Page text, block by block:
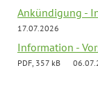
Ankündigung -
17.07.2026
Information -
PDF, 357 kB